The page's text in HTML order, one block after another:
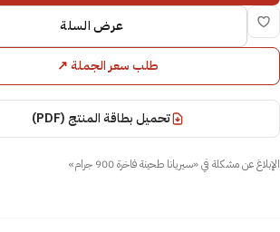
عرض السلة
طلب سعر الجملة↗
تحميل بطاقة المنتج (PDF)
الإبلاغ عن مشكلة في«سيريانا طحينة فاخرة 900 جرام »